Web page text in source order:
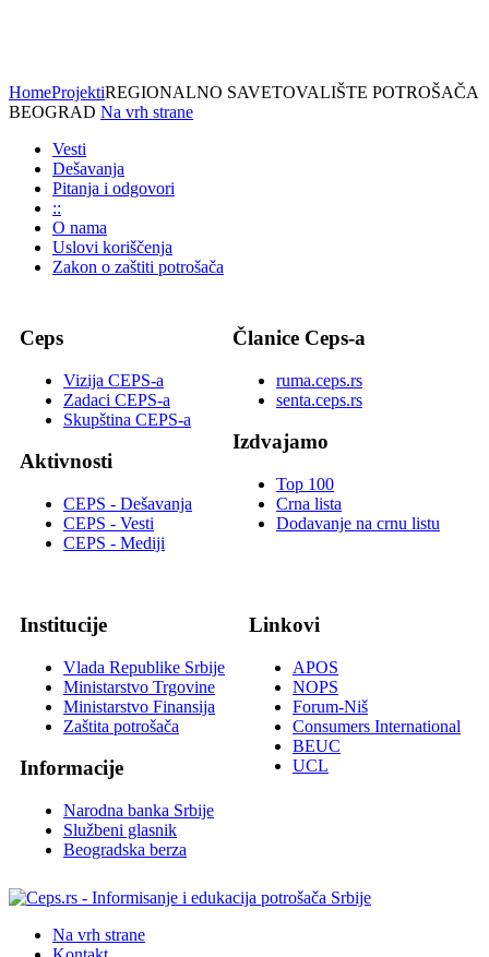
HomeProjektiREGIONALNO SAVETOVALIŠTE POTROŠAČA
BEOGRAD Na vrh strane
Vesti
Dešavanja
Pitanja i odgovori
::
O nama
Uslovi koriščenja
Zakon o zaštiti potrošača
Ceps
Vizija CEPS-a
Zadaci CEPS-a
Skupština CEPS-a
Aktivnosti
CEPS - Dešavanja
CEPS - Vesti
CEPS - Mediji
Članice Ceps-a
ruma.ceps.rs
senta.ceps.rs
Izdvajamo
Top 100
Crna lista
Dodavanje na crnu listu
Institucije
Vlada Republike Srbije
Ministarstvo Trgovine
Ministarstvo Finansija
Zaštita potrošača
Informacije
Narodna banka Srbije
Službeni glasnik
Beogradska berza
Linkovi
APOS
NOPS
Forum-Niš
Consumers International
BEUC
UCL
Na vrh strane